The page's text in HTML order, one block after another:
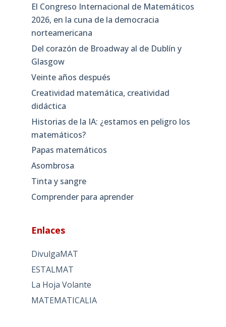
El Congreso Internacional de Matemáticos
2026, en la cuna de la democracia
norteamericana
Del corazón de Broadway al de Dublín y
Glasgow
Veinte años después
Creatividad matemática, creatividad
didáctica
Historias de la IA: ¿estamos en peligro los
matemáticos?
Papas matemáticos
Asombrosa
Tinta y sangre
Comprender para aprender
Enlaces
DivulgaMAT
ESTALMAT
La Hoja Volante
MATEMATICALIA